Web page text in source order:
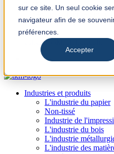
sur ce site. Un seul cookie
navigateur afin de se
préférences.
Accepter
TKM France
59910 Bondues
France
contact@tkmfrance.com
Industries et produits
L'industrie du papier
Non-tissé
Industrie de
L'industrie du bois
L'industrie
L'industrie des